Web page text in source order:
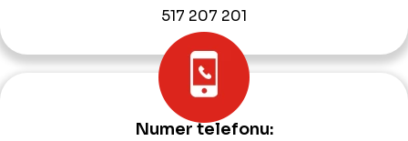
517 207 201
Numer telefonu: